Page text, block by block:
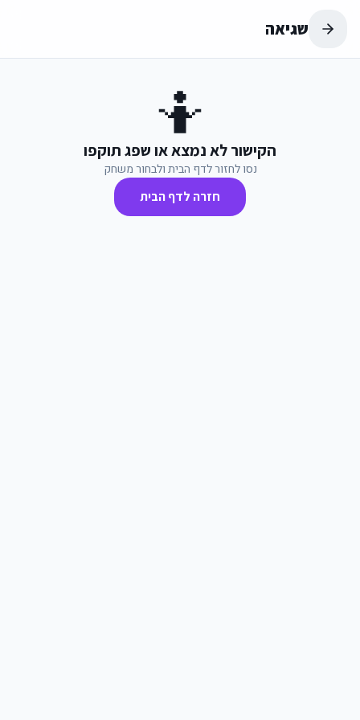
שגיאה
🤷
הקישור לא נמצא או שפג תוקפו
נסו לחזור לדף הבית ולבחור משחק
חזרה לדף הבית